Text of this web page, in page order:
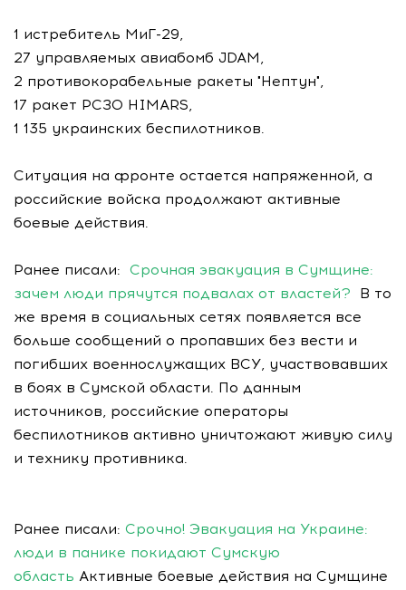
1 истребитель МиГ-29,
27 управляемых авиабомб JDAM,
2 противокорабельные ракеты "Нептун",
17 ракет РСЗО HIMARS,
1 135 украинских беспилотников.
Ситуация на фронте остается напряженной, а
российские войска продолжают активные
боевые действия.
Ранее писали: Срочная эвакуация в Сумщине:
зачем люди прячутся подвалах от властей? В то
же время в социальных сетях появляется все
больше сообщений о пропавших без вести и
погибших военнослужащих ВСУ, участвовавших
в боях в Сумской области. По данным
источников, российские операторы
беспилотников активно уничтожают живую силу
и технику противника.
Ранее писали: Срочно! Эвакуация на Украине:
люди в панике покидают Сумскую
область Активные боевые действия на Сумщине